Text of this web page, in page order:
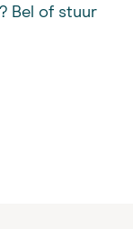
Bel of stuur